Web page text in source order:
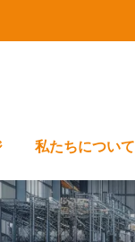
私たちについて